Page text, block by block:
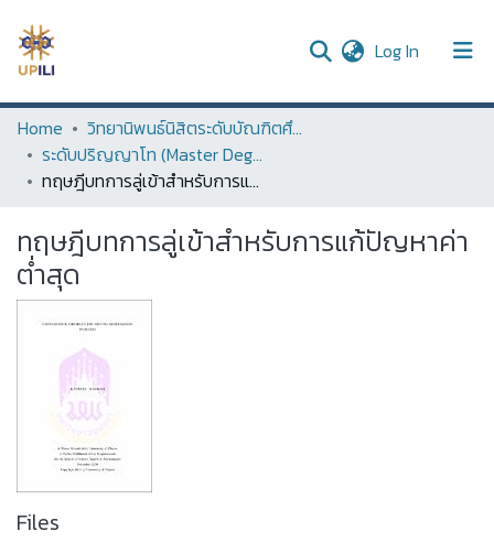
Log In (current)
UPDC
Communities & Collections
Statistics
Home
วิทยานิพนธ์นิสิตระดับบัณฑิตศึกษา (Thesis of Graduate Students)
ระดับปริญญาโท (Master Degree)
ทฤษฎีบทการลู่เข้าสำหรับการแก้ปัญหาค่าต่ำสุด
ทฤษฎีบทการลู่เข้าสำหรับการแก้ปัญหาค่า
ต่ำสุด
Files